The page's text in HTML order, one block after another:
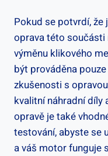
Pokud ⁣se potvrdí, že
‌oprava této součásti
výměnu klikového⁤
být ⁤prováděna
zkušenosti ⁣s
kvalitní náhradní díly
opravě je ​také
testování, ‌abyste ⁣se‌
a váš ⁣motor funguje